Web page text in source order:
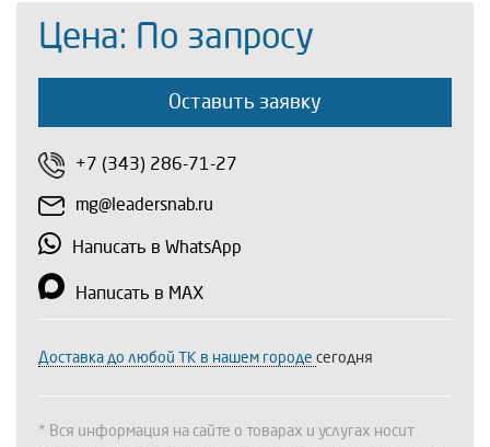
Цена: По запросу
Оставить заявку
+7 (343) 286-71-27
mg@leadersnab.ru
Написать в WhatsApp
Написать в MAX
Доставка до любой ТК в нашем городе сегодня
* Вся информация на сайте о товарах и услугах носит